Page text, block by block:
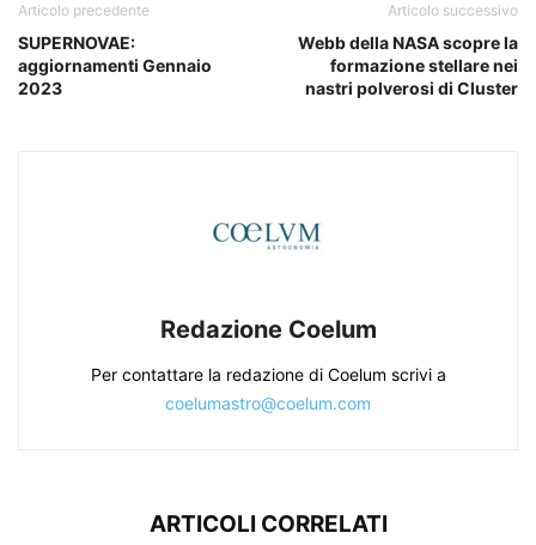
Articolo precedente
SUPERNOVAE:
aggiornamenti Gennaio
2023
Articolo successivo
Webb della NASA scopre la
formazione stellare nei
nastri polverosi di Cluster
Redazione Coelum
Per contattare la redazione di Coelum scrivi a
coelumastro@coelum.com
ARTICOLI CORRELATI